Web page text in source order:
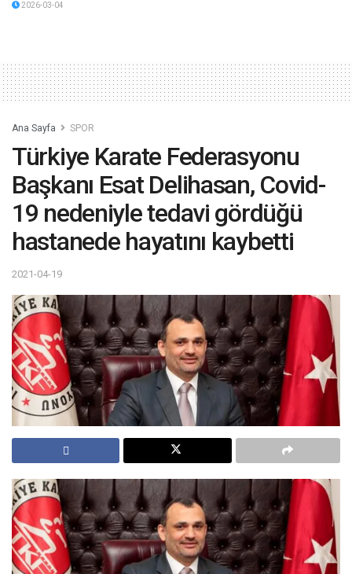
2026-03-04
Ana Sayfa SPOR
Türkiye Karate Federasyonu
Başkanı Esat Delihasan, Covid-
19 nedeniyle tedavi gördüğü
hastanede hayatını kaybetti
2021-04-19